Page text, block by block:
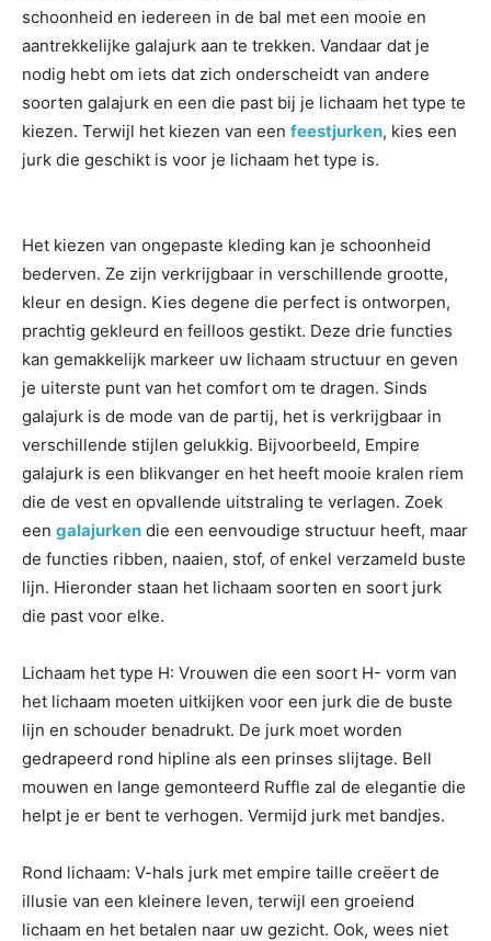
schoonheid en iedereen in de bal met een mooie en
aantrekkelijke galajurk aan te trekken. Vandaar dat je
nodig hebt om iets dat zich onderscheidt van andere
soorten galajurk en een die past bij je lichaam het type te
kiezen. Terwijl het kiezen van een feestjurken, kies een
jurk die geschikt is voor je lichaam het type is.
Het kiezen van ongepaste kleding kan je schoonheid
bederven. Ze zijn verkrijgbaar in verschillende grootte,
kleur en design. Kies degene die perfect is ontworpen,
prachtig gekleurd en feilloos gestikt. Deze drie functies
kan gemakkelijk markeer uw lichaam structuur en geven
je uiterste punt van het comfort om te dragen. Sinds
galajurk is de mode van de partij, het is verkrijgbaar in
verschillende stijlen gelukkig. Bijvoorbeeld, Empire
galajurk is een blikvanger en het heeft mooie kralen riem
die de vest en opvallende uitstraling te verlagen. Zoek
een galajurken die een eenvoudige structuur heeft, maar
de functies ribben, naaien, stof, of enkel verzameld buste
lijn. Hieronder staan het lichaam soorten en soort jurk
die past voor elke.
Lichaam het type H: Vrouwen die een soort H- vorm van
het lichaam moeten uitkijken voor een jurk die de buste
lijn en schouder benadrukt. De jurk moet worden
gedrapeerd rond hipline als een prinses slijtage. Bell
mouwen en lange gemonteerd Ruffle zal de elegantie die
helpt je er bent te verhogen. Vermijd jurk met bandjes.
Rond lichaam: V-hals jurk met empire taille creëert de
illusie van een kleinere leven, terwijl een groeiend
lichaam en het betalen naar uw gezicht. Ook, wees niet